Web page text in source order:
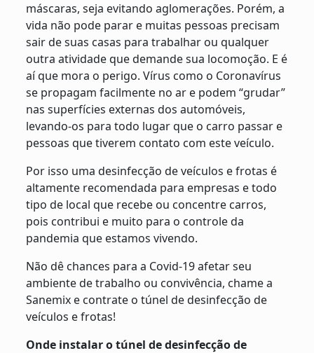
máscaras, seja evitando aglomerações. Porém, a
vida não pode parar e muitas pessoas precisam
sair de suas casas para trabalhar ou qualquer
outra atividade que demande sua locomoção. E é
aí que mora o perigo. Vírus como o Coronavírus
se propagam facilmente no ar e podem “grudar”
nas superfícies externas dos automóveis,
levando-os para todo lugar que o carro passar e
pessoas que tiverem contato com este veículo.
Por isso uma desinfecção de veículos e frotas é
altamente recomendada para empresas e todo
tipo de local que recebe ou concentre carros,
pois contribui e muito para o controle da
pandemia que estamos vivendo.
Não dê chances para a Covid-19 afetar seu
ambiente de trabalho ou convivência, chame a
Sanemix e contrate o túnel de desinfecção de
veículos e frotas!
Onde instalar o túnel de desinfecção de